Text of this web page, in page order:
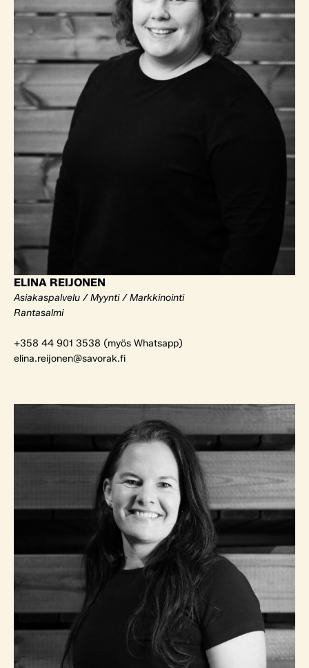
ELINA REIJONEN
Asiakaspalvelu / Myynti / Markkinointi
Rantasalmi
+358 44 901 3538 (myös Whatsapp)
elina.reijonen@savorak.fi